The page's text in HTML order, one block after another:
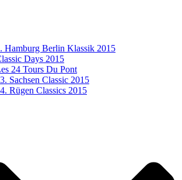
Hamburg Berlin Klassik 2015
Days 2015
24 Tours Du Pont
Sachsen Classic 2015
Rügen Classics 2015